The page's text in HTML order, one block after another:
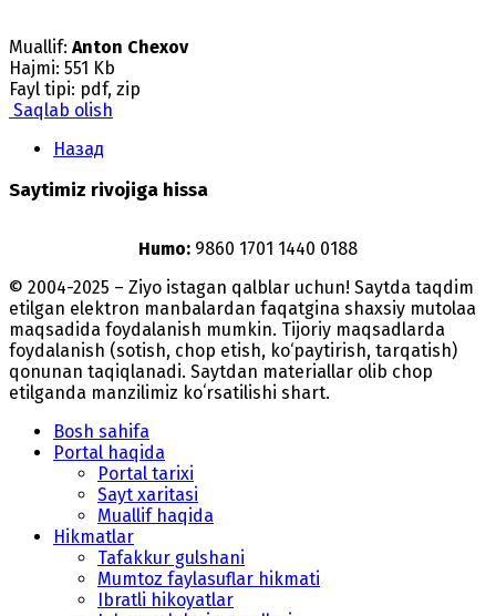
Muallif: Anton Chexov
Hajmi: 551 Kb
Fayl tipi: pdf, zip
Saqlab olish
Назад
Saytimiz rivojiga hissa
Humo: 9860 1701 1440 0188
© 2004-2025 – Ziyo istagan qalblar uchun! Saytda taqdim
etilgan elektron manbalardan faqatgina shaxsiy mutolaa
maqsadida foydalanish mumkin. Tijoriy maqsadlarda
foydalanish (sotish, chop etish, ko‘paytirish, tarqatish)
qonunan taqiqlanadi. Saytdan materiallar olib chop
etilganda manzilimiz koʻrsatilishi shart.
Bosh sahifa
Portal haqida
Portal tarixi
Sayt xaritasi
Muallif haqida
Hikmatlar
Tafakkur gulshani
Mumtoz faylasuflar hikmati
Ibratli hikoyatlar